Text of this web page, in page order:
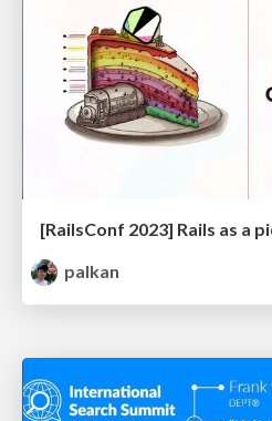
[RailsConf 2023] Rails as a
palkan